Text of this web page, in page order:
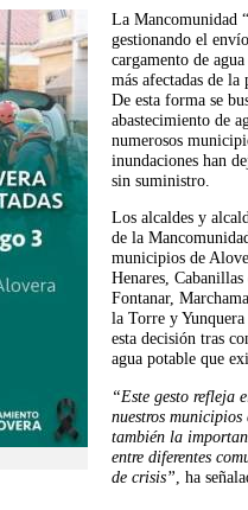
La Mancomunidad
gestionando el
cargamento de
más afectadas de la
De esta forma se
abastecimiento de
numerosos
inundaciones han
sin suministro.
Los alcaldes y
de la
municipios de
Henares,
Fontanar,
la Torre y
esta decisión tras
agua potable que
“Este gesto refleja
nuestros
también la
entre diferentes
de crisis” , ha